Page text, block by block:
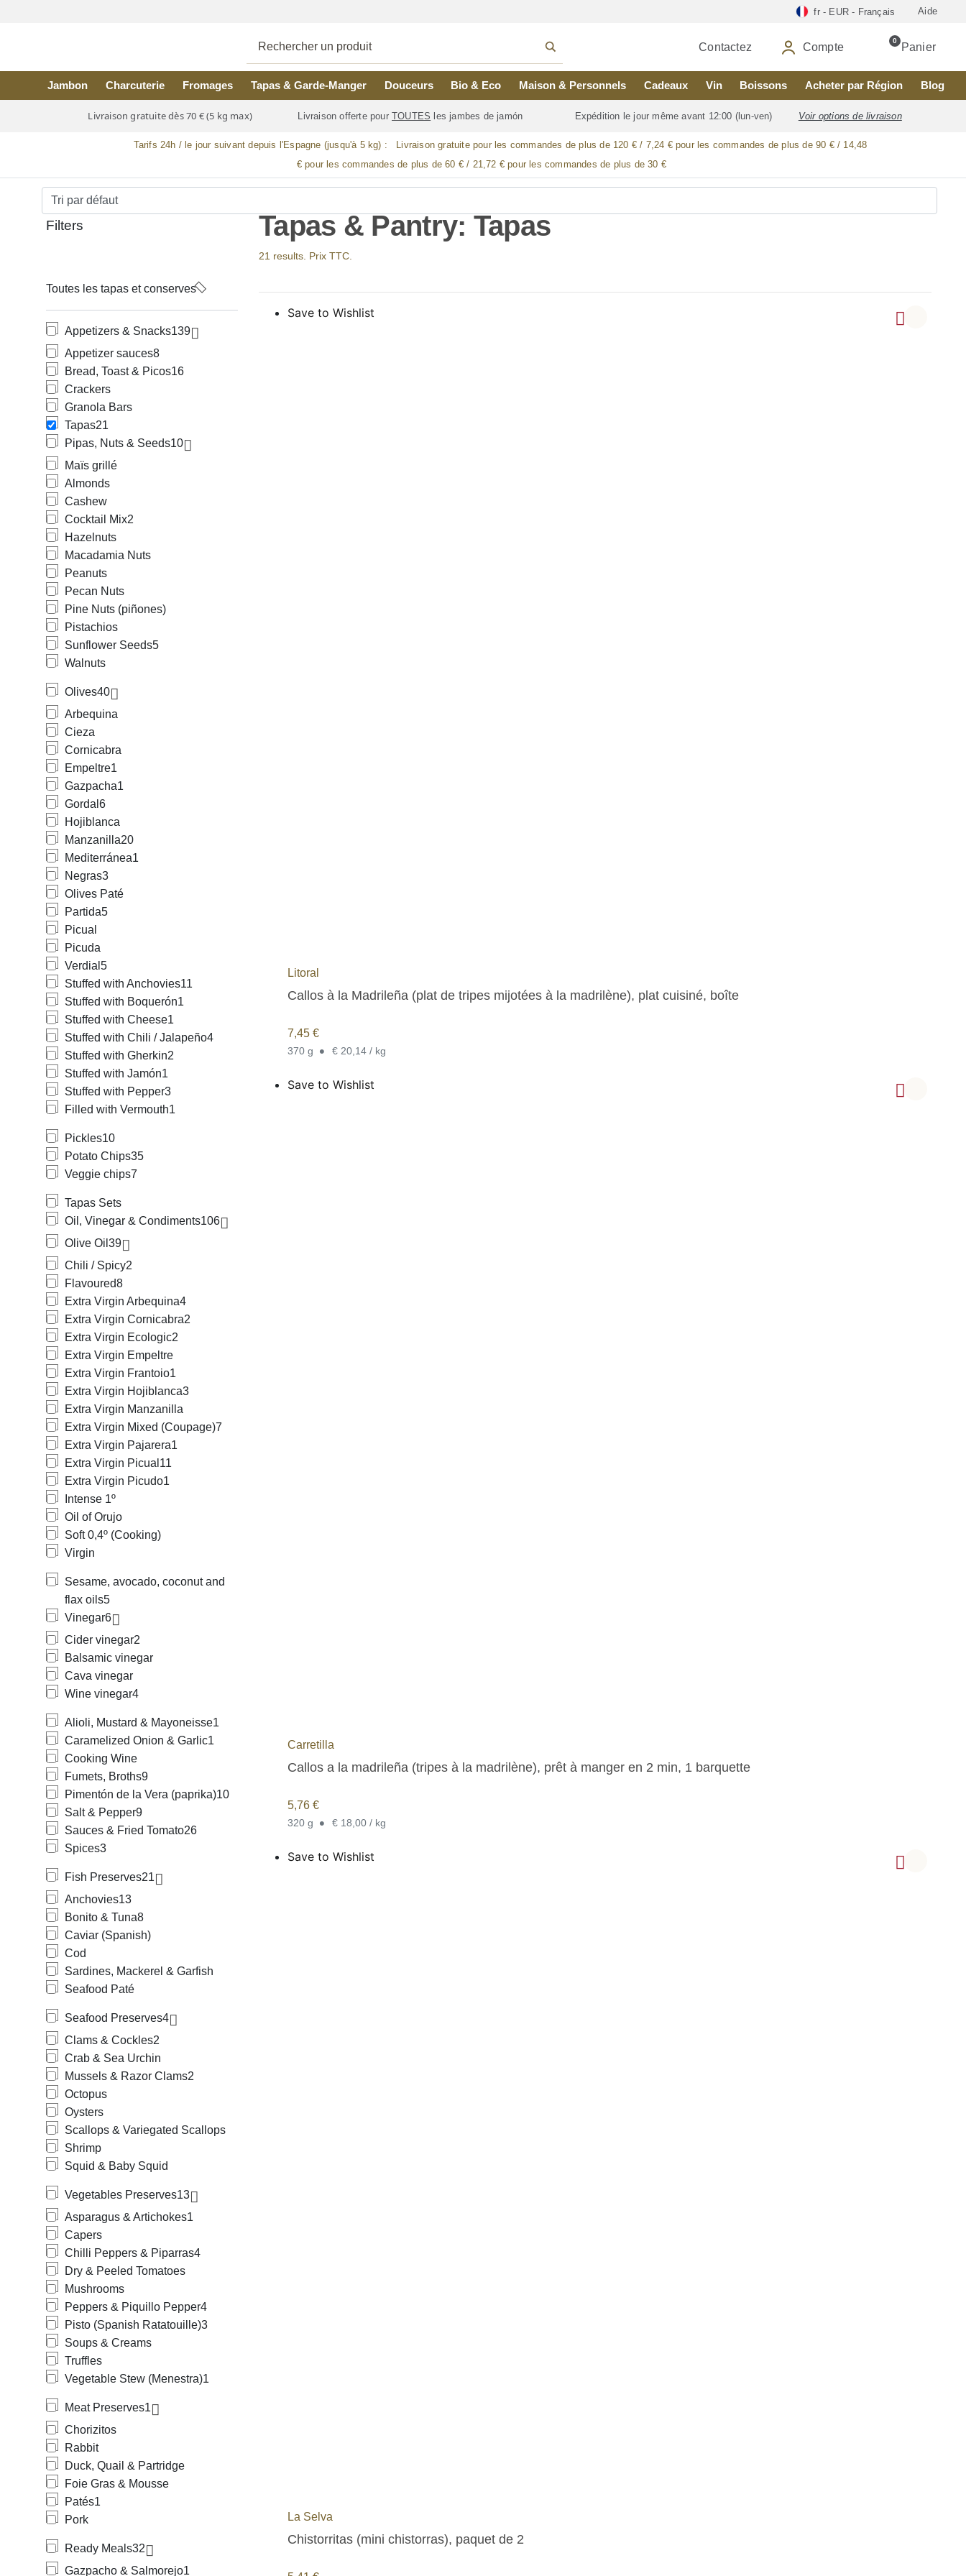
fr - EUR - Français Aide
Contactez Compte 0 Panier
Jambon Charcuterie Fromages Tapas & Garde-Manger Douceurs Bio & Eco Maison & Personnels Cadeaux Vin Boissons Acheter par Région Blog
Livraison gratuite dès 70 € (5 kg max) Livraison offerte pour TOUTES les jambes de jamón Expédition le jour même avant 12:00 (lun-ven) Voir options de livraison
Tarifs 24h / le jour suivant depuis l'Espagne (jusqu'à 5 kg) :
Livraison gratuite pour les commandes de plus de 120 € / 7,24 € pour les commandes de plus de 90 € / 14,48
€ pour les commandes de plus de 60 € / 21,72 € pour les commandes de plus de 30 €
Filters
Toutes les tapas et conserves
Appetizers & Snacks139
Appetizer sauces8
Bread, Toast & Picos16
Crackers
Granola Bars
Tapas21
Pipas, Nuts & Seeds10
Maïs grillé
Almonds
Cashew
Cocktail Mix2
Hazelnuts
Macadamia Nuts
Peanuts
Pecan Nuts
Pine Nuts (piñones)
Pistachios
Sunflower Seeds5
Walnuts
Olives40
Arbequina
Cieza
Cornicabra
Empeltre1
Gazpacha1
Gordal 6
Hojiblanca
Manzanilla20
Mediterránea1
Negras3
Olives Paté
Partida5
Picual
Picuda
Verdial 5
Stuffed with Anchovies11
Stuffed with Boquerón1
Stuffed with Cheese1
Stuffed with Chili / Jalapeño4
Stuffed with Gherkin2
Stuffed with Jamón1
Stuffed with Pepper3
Filled with Vermouth1
Pickles10
Potato Chips35
Veggie chips7
Tapas Sets
Oil, Vinegar & Condiments106
Olive Oil 39
Chili / Spicy2
Flavoured8
Extra Virgin Arbequina4
Extra Virgin Cornicabra2
Extra Virgin Ecologic2
Extra Virgin Empeltre
Extra Virgin Frantoio1
Extra Virgin Hojiblanca3
Extra Virgin Manzanilla
Extra Virgin Mixed (Coupage)7
Extra Virgin Pajarera1
Extra Virgin Picual 11
Extra Virgin Picudo1
Intense 1º
Oil of Orujo
Soft 0,4º (Cooking)
Virgin
Sesame, avocado, coconut and
flax oils5
Vinegar6
Cider vinegar2
Balsamic vinegar
Cava vinegar
Wine vinegar4
Alioli, Mustard & Mayoneisse1
Caramelized Onion & Garlic1
Cooking Wine
Fumets, Broths9
Pimentón de la Vera (paprika)10
Salt & Pepper9
Sauces & Fried Tomato26
Spices3
Fish Preserves21
Anchovies13
Bonito & Tuna8
Caviar (Spanish)
Cod
Sardines, Mackerel & Garfish
Seafood Paté
Seafood Preserves4
Clams & Cockles2
Crab & Sea Urchin
Mussels & Razor Clams2
Octopus
Oysters
Scallops & Variegated Scallops
Shrimp
Squid & Baby Squid
Vegetables Preserves13
Asparagus & Artichokes1
Capers
Chilli Peppers & Piparras4
Dry & Peeled Tomatoes
Mushrooms
Peppers & Piquillo Pepper4
Pisto (Spanish Ratatouille)3
Soups & Creams
Truffles
Vegetable Stew (Menestra)1
Meat Preserves1
Chorizitos
Rabbit
Duck, Quail & Partridge
Foie Gras & Mousse
Patés1
Pork
Ready Meals32
Gazpacho & Salmorejo1
Tapas & Pantry: Tapas
21 results. Prix TTC.
Save to Wishlist
Litoral
Callos à la Madrileña (plat de tripes mijotées à la madrilène), plat cuisiné, boîte
7,45 €
370 g • € 20,14 / kg
Save to Wishlist
Carretilla
Callos a la madrileña (tripes à la madrilène), prêt à manger en 2 min, 1 barquette
5,76 €
320 g • € 18,00 / kg
Save to Wishlist
La Selva
Chistorritas (mini chistorras), paquet de 2